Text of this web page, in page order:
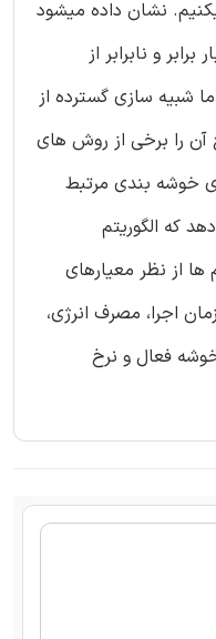
نشان داده میشود
و نابرابر از
شبیه سازی گسترده از
آن را برخی از روش های
خوشه بندی مرتبط
که الگوریتم
ها از نظر معیارهای
اجرا، مصرف انرژی،
فعال و نرخ